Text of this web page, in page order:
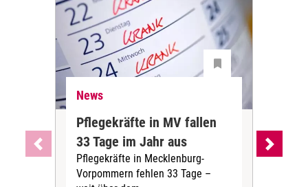
News
Pflegekräfte in MV fallen
33 Tage im Jahr aus
Pflegekräfte in Mecklenburg-
Vorpommern fehlen 33 Tage –